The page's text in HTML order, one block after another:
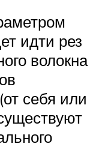
идти рез
волокна
себя или